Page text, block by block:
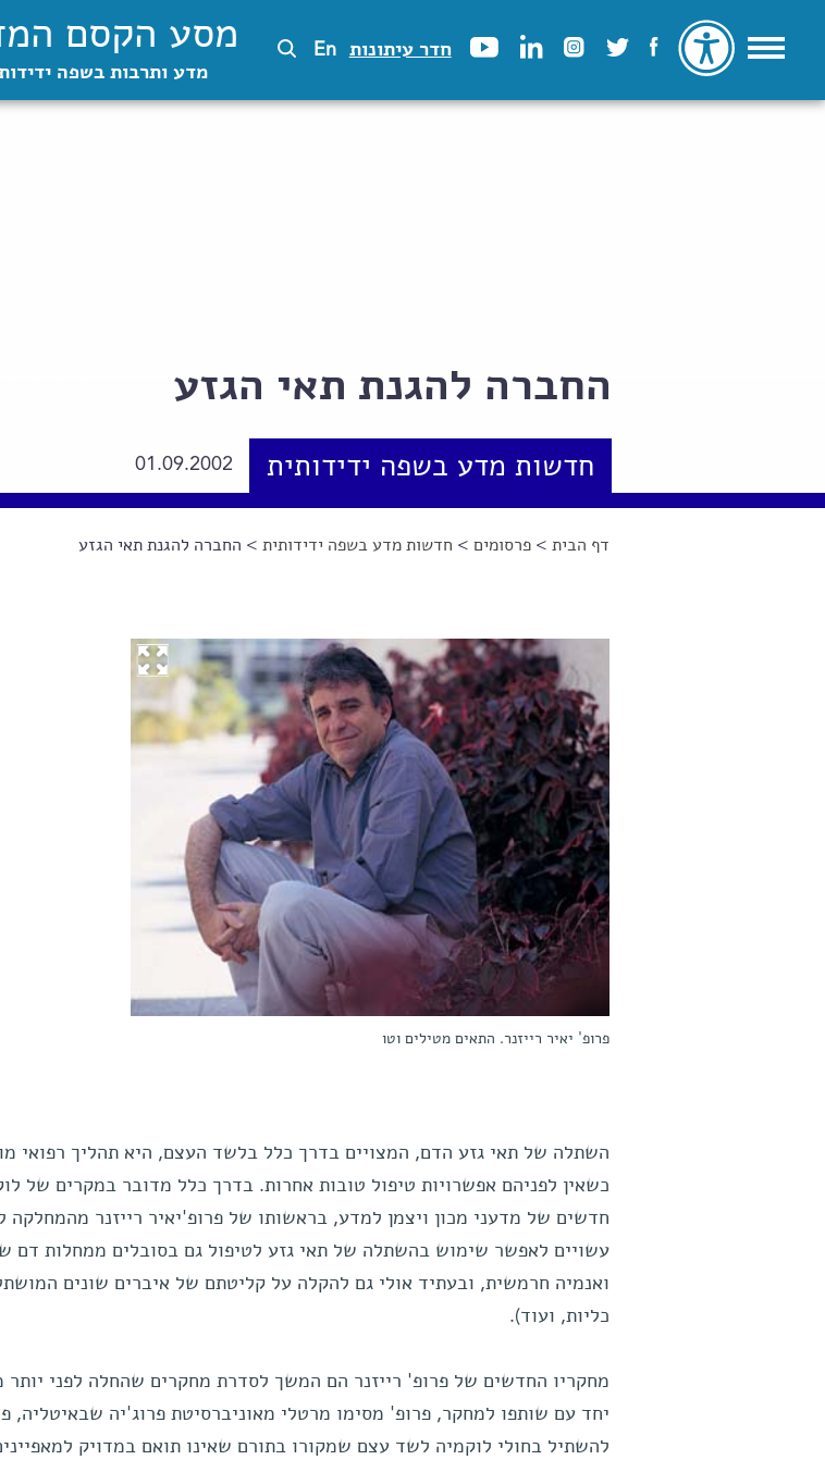
חדר עיתונות En מסע הקסם
מדע ותרבות בשפה
החברה להגנת תאי הגזע
חדשות מדע בשפה ידידותית 01.09.2002
הינך נמצא כאן
דף הבית >פרסומים > חדשות מדע בשפה ידידותית > החברה להגנת תאי הגזע
פרופ' יאיר רייזנר. התאים מטילים וטו
השתלה של תאי גזע הדם, המצויים בדרך כלל בלשד העצם, היא תהליך רפואי
כשאין לפניהם אפשרויות טיפול טובות אחרות. בדרך כלל מדובר במקרים של
חדשים של מדעני מכון ויצמן למדע, בראשותו של פרופ'יאיר רייזנר מהמחלקה
עשויים לאפשר שימוש בהשתלה של תאי גזע לטיפול גם בסובלים ממחלות דם
ואנמיה חרמשית, ובעתיד אולי גם להקלה על קליטתם של איברים שונים
כליות, ועוד).
מחקריו החדשים של פרופ' רייזנר הם המשך לסדרת מחקרים שהחלה לפני
יחד עם שותפו למחקר, פרופ' מסימו מרטלי מאוניברסיטת פרוג'יה
להשתיל בחולי לוקמיה לשד עצם שמקורו בתורם שאינו תואם במדויק